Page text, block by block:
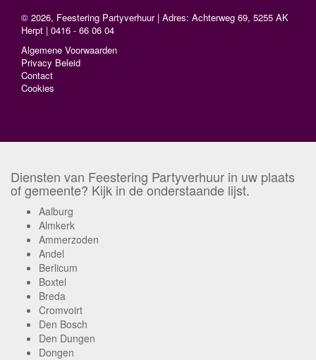
© 2026, Feestering Partyverhuur | Adres: Achterweg 69, 5255 AK
Herpt | 0416 - 66 06 04
Algemene Voorwaarden
Privacy Beleid
Contact
Cookies
Diensten van Feestering Partyverhuur in uw plaats
of gemeente? Kijk in de onderstaande lijst.
Aalburg
Almkerk
Ammerzoden
Andel
Berlicum
Boxtel
Breda
Cromvoirt
Den Bosch
Den Dungen
Dongen